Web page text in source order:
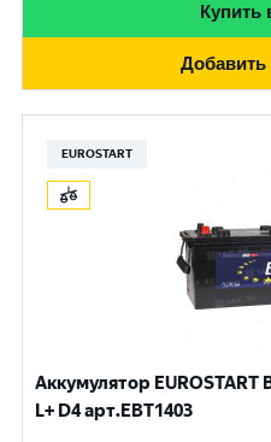
Купить
Добавить
EUROSTART
Аккумулятор EUROSTART
L+ D4 арт.EBT1403